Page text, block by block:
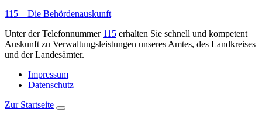
115 – Die Behördenauskunft
Unter der Telefonnummer 115 erhalten Sie schnell und kompetent
Auskunft zu Verwaltungsleistungen unseres Amtes, des Landkreises
und der Landesämter.
Impressum
Datenschutz
Zur Startseite